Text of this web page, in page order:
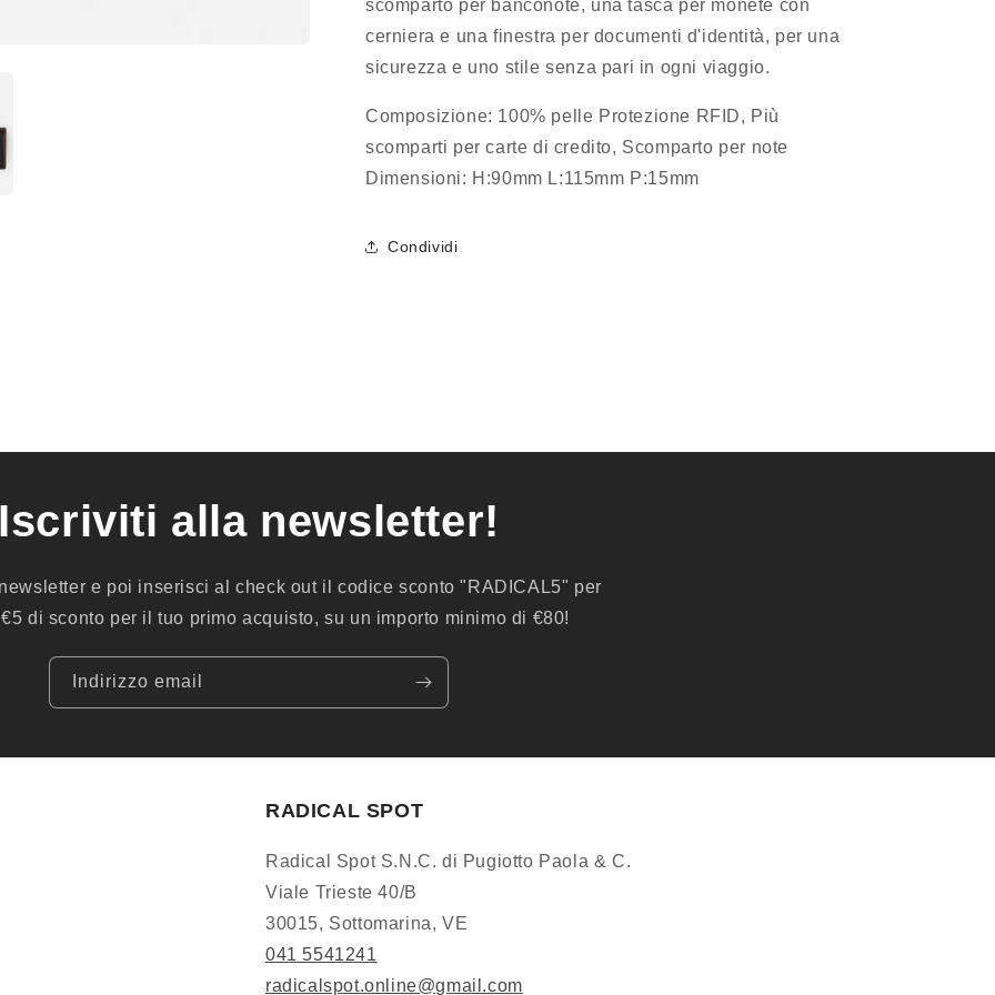
scomparto per banconote, una tasca per monete con
cerniera e una finestra per documenti d'identità, per una
sicurezza e uno stile senza pari in ogni viaggio.
Composizione: 100% pelle Protezione RFID, Più
scomparti per carte di credito, Scomparto per note
Dimensioni: H:90mm L:115mm P:15mm
Condividi
Iscriviti alla newsletter!
e poi inserisci al check out il codice sconto "RADICAL5" per
di sconto per il tuo primo acquisto, su un importo minimo di €80!
Indirizzo email
RADICAL SPOT
Radical Spot S.N.C. di Pugiotto Paola & C.
Viale Trieste 40/B
30015, Sottomarina, VE
041 5541241
radicalspot.online@gmail.com